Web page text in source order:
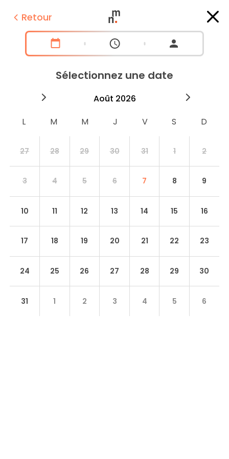
Retour
Sélectionnez une date
août 2026
27 28 29 30 31 1 2
3 4 5 6 7 8 9
10 11 12 13 14 15 16
17 18 19 20 21 22 23
24 25 26 27 28 29 30
31 1 2 3 4 5 6